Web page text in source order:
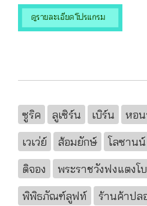
ซูริค ลูเซิร์น เบิร์น
หอ
เวเว่ย์
ส้อมยักษ์ โลซานน์
ดิจอง
พระราชวังฟงแตงโ
พิพิธภัณฑ์ลูฟท์
ร้านค้าปล